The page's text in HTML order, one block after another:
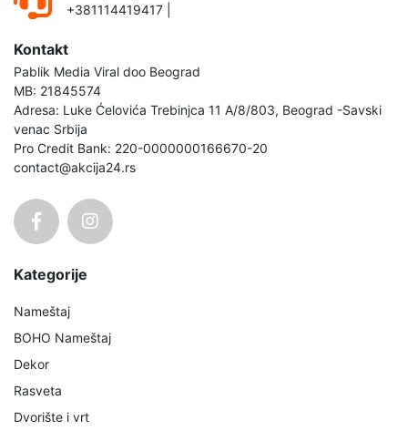
+381114419417
Kontakt
Pablik Media Viral doo Beograd
MB: 21845574
Adresa: Luke Ćelovića Trebinjca 11 A/8/803, Beograd -Savski
venac Srbija
Pro Credit Bank: 220-0000000166670-20
contact@akcija24.rs
Kategorije
Nameštaj
BOHO Nameštaj
Dekor
Rasveta
Dvorište i vrt